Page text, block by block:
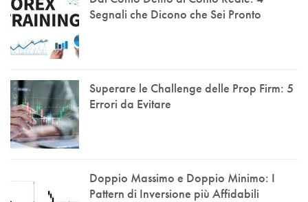
Segnali che Dicono che Sei Pronto
Superare le Challenge delle Prop Firm: 5
Errori da Evitare
Doppio Massimo e Doppio Minimo: I
Pattern di Inversione più Affidabili